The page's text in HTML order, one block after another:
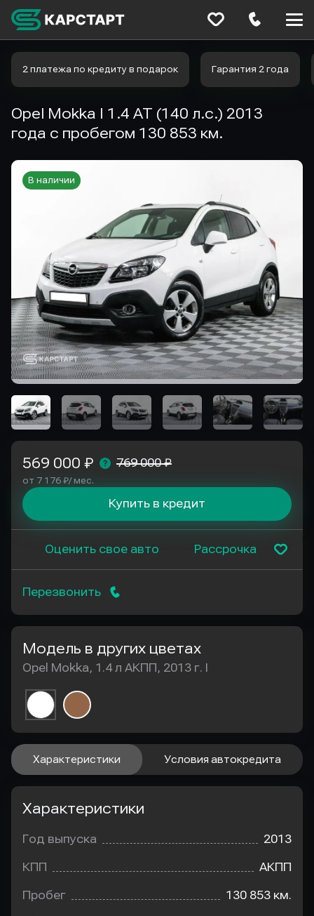
2 платежа по кредиту в подарок Гарантия 2 года
Opel Mokka I 1.4 AT (140 л.с.) 2013
года с пробегом 130 853 км.
В наличии
569 000 ₽ 769 000 ₽
от 7 176 ₽/ мес.
Купить в кредит
Оценить свое авто Рассрочка
Перезвонить
Модель в других цветах
Opel Mokka, 1.4 л АКПП, 2013 г. I
Характеристики Условия автокредита
Характеристики
Год выпуска 2013
КПП АКПП
Пробег 130 853 км.